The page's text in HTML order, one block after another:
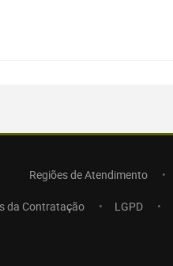
Regiões de Atendimento
da Contratação LGPD